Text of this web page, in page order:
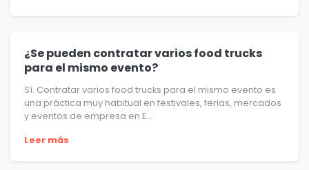
¿Se pueden contratar varios food trucks
para el mismo evento?
Sí. Contratar varios food trucks para el mismo evento es
una práctica muy habitual en festivales, ferias, mercados
y eventos de empresa en E...
Leer más